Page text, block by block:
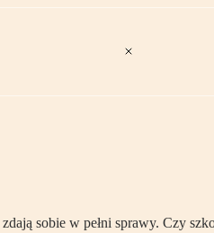
sobie w pełni sprawy. Czy